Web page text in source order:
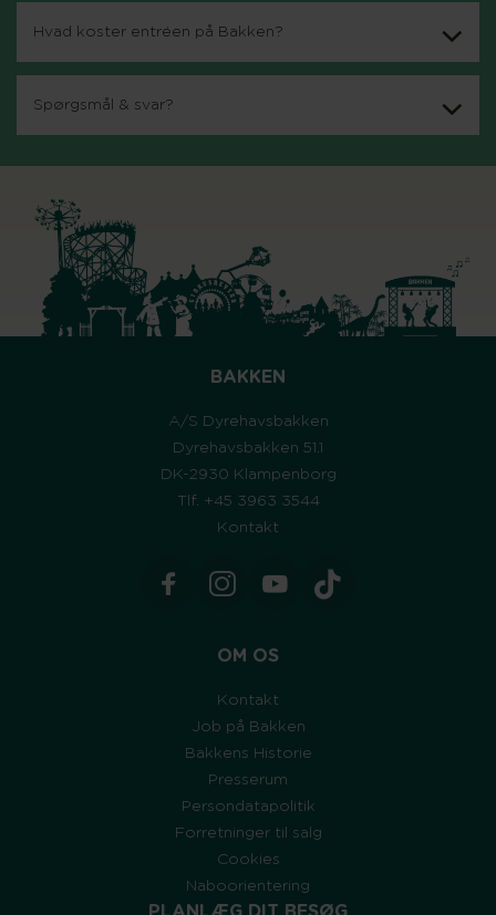
Hvad koster entréen på Bakken?
Spørgsmål & svar?
BAKKEN
A/S Dyrehavsbakken
Dyrehavsbakken 51.1
DK-2930 Klampenborg
Tlf. +45 3963 3544
Kontakt
OM OS
Kontakt
Job på Bakken
Bakkens Historie
Presserum
Persondatapolitik
Forretninger til salg
Cookies
Naboorientering